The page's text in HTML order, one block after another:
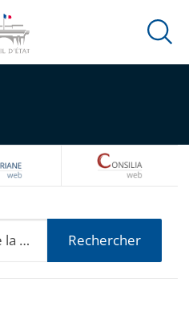
Ouvrir
ARIANEWEB
Rechercher